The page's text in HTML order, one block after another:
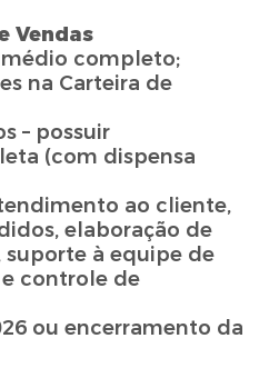
Vendas
médio completo;
na Carteira de
– possuir
(com dispensa
ao cliente,
elaboração de
suporte à equipe de
controle de
ou encerramento da